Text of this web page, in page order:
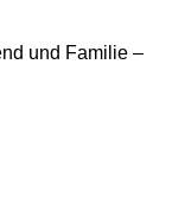
und Familie –